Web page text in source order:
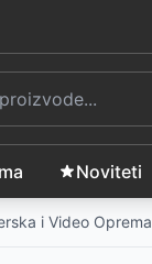
Noviteti
i Video Oprema